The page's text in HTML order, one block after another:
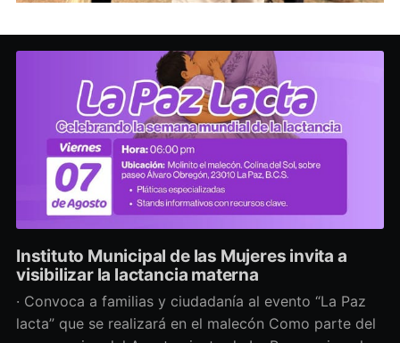
Instituto Municipal de las Mujeres invita a
visibilizar la lactancia materna
· Convoca a familias y ciudadanía al evento “La Paz
lacta” que se realizará en el malecón Como parte del